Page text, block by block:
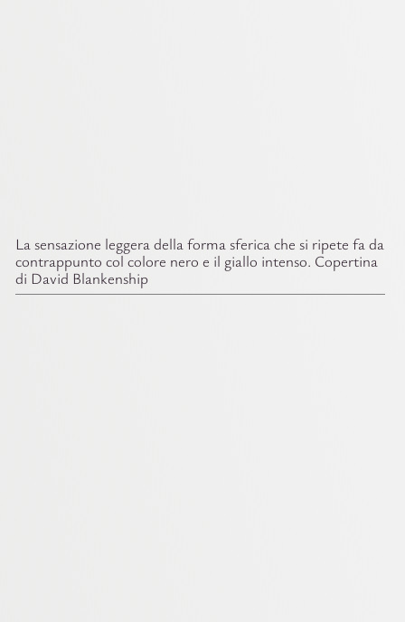
La sensazione leggera della forma sferica che si ripete fa da
contrappunto col colore nero e il giallo intenso. Copertina
di David Blankenship